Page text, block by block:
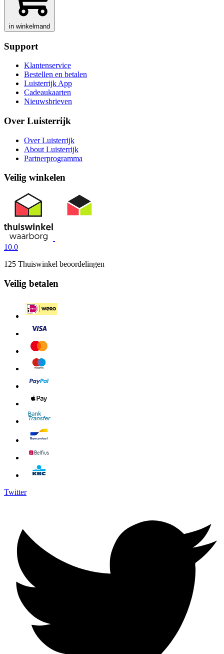
in winkelmand
Support
Klantenservice
Bestellen en betalen
Luisterrijk App
Cadeaukaarten
Nieuwsbrieven
Over Luisterrijk
Over Luisterrijk
About Luisterrijk
Partnerprogramma
Veilig winkelen
10.0
125 Thuiswinkel beoordelingen
Veilig betalen
Twitter